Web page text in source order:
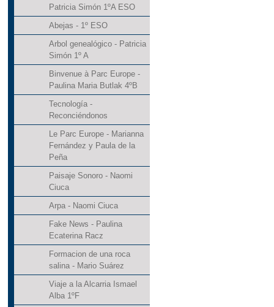
Patricia Simón 1ºA ESO
Abejas - 1º ESO
Arbol genealógico - Patricia
Simón 1º A
Binvenue à Parc Europe -
Paulina Maria Butlak 4ºB
Tecnología -
Reconciéndonos
Le Parc Europe - Marianna
Fernández y Paula de la
Peña
Paisaje Sonoro - Naomi
Ciuca
Arpa - Naomi Ciuca
Fake News - Paulina
Ecaterina Racz
Formacion de una roca
salina - Mario Suárez
Viaje a la Alcarria Ismael
Alba 1ºF